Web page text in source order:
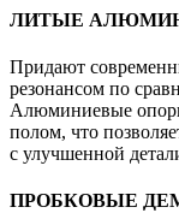
ЛИТЫЕ
Придают
резонансом по
Алюминиевые
полом, что
с улучшенной
ПРОБКОВЫЕ